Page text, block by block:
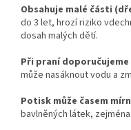
Obsahuje malé části
do 3 let, hrozí riziko
dosah malých dětí.
Při praní
může nasáknout vodu a
Potisk může časem
bavlněných látek,